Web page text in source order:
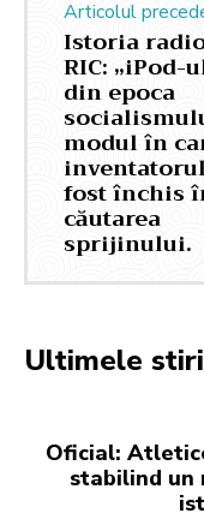
Articolul
Istoria
RIC: „iPod-
din epoca
modul în
fost închis
căutarea
sprijinului.
Ultimele stiri
Oficial:
stabilind un